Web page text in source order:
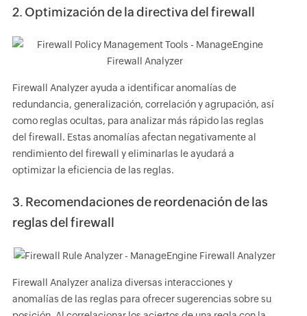
2. Optimización de la directiva del firewall
Firewall Analyzer ayuda a identificar anomalías de
redundancia, generalización, correlación y agrupación, así
como reglas ocultas, para analizar más rápido las reglas
del firewall. Estas anomalías afectan negativamente al
rendimiento del firewall y eliminarlas le ayudará a
optimizar la eficiencia de las reglas.
3. Recomendaciones de reordenación de las
reglas del firewall
Firewall Analyzer analiza diversas interacciones y
anomalías de las reglas para ofrecer sugerencias sobre su